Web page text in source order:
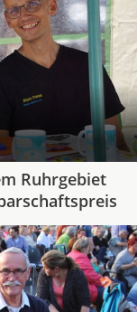
Ruhrgebiet